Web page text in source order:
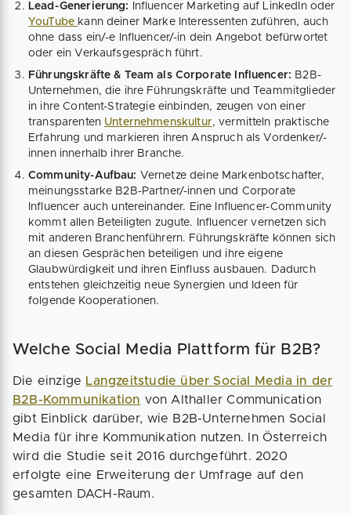
Lead-Generierung:
Influencer Marketing auf LinkedIn oder
YouTube kann deiner Marke Interessenten zuführen, auch
ohne dass ein/-e Influencer/-in dein Angebot befürwortet
oder ein Verkaufsgespräch führt.
Führungskräfte & Team als Corporate Influencer: B2B-
Unternehmen, die ihre Führungskräfte und Teammitglieder
in ihre Content-Strategie einbinden, zeugen von einer
transparenten Unternehmenskultur, vermitteln praktische
Erfahrung und markieren ihren Anspruch als Vordenker/-
innen innerhalb ihrer Branche.
Community-Aufbau: Vernetze deine Markenbotschafter,
meinungsstarke B2B-Partner/-innen und Corporate
Influencer auch untereinander. Eine Influencer-Community
kommt allen Beteiligten zugute. Influencer vernetzen sich
mit anderen Branchenführern. Führungskräfte können sich
an diesen Gesprächen beteiligen und ihre eigene
Glaubwürdigkeit und ihren Einfluss ausbauen. Dadurch
entstehen gleichzeitig neue Synergien und Ideen für
folgende Kooperationen.
Welche Social Media Plattform für B2B?
Die einzige Langzeitstudie über Social Media in der
B2B-Kommunikation von Althaller Communication
gibt Einblick darüber, wie B2B-Unternehmen Social
Media für ihre Kommunikation nutzen. In Österreich
wird die Studie seit 2016 durchgeführt. 2020
erfolgte eine Erweiterung der Umfrage auf den
gesamten DACH-Raum.